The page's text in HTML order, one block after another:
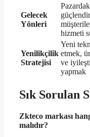
Gelecek
Yönleri
hizmeti
Yenilikçilik
Stratejisi
Yeni
etmek,
ve
yapmak
Sık Sorulan
Zkteco markası
malıdır?